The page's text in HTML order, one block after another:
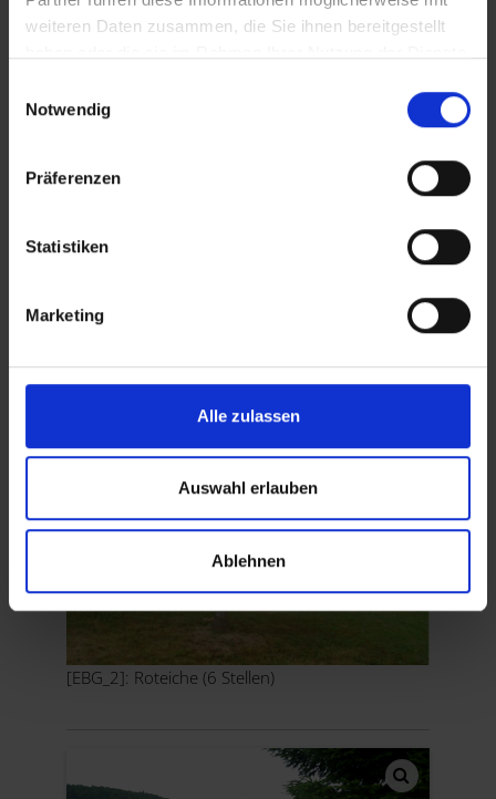
weiteren Daten zusammen, die Sie ihnen bereitgestellt
Notwendig
Präferenzen
Statistiken
Marketing
Alle zulassen
Auswahl erlauben
Ablehnen
[EBG_2]: Roteiche (6 Stellen)